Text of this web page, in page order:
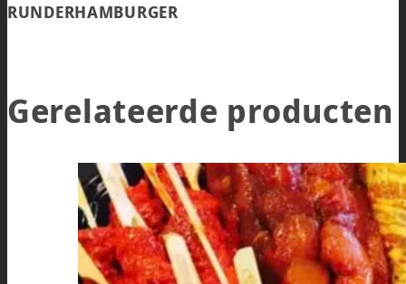
RUNDERHAMBURGER
Gerelateerde producten